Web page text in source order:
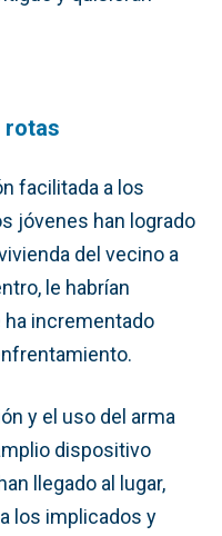
rotas
facilitada a los
jóvenes han logrado
del vecino a
le habrían
ha incrementado
y el uso del arma
dispositivo
llegado al lugar,
los implicados y